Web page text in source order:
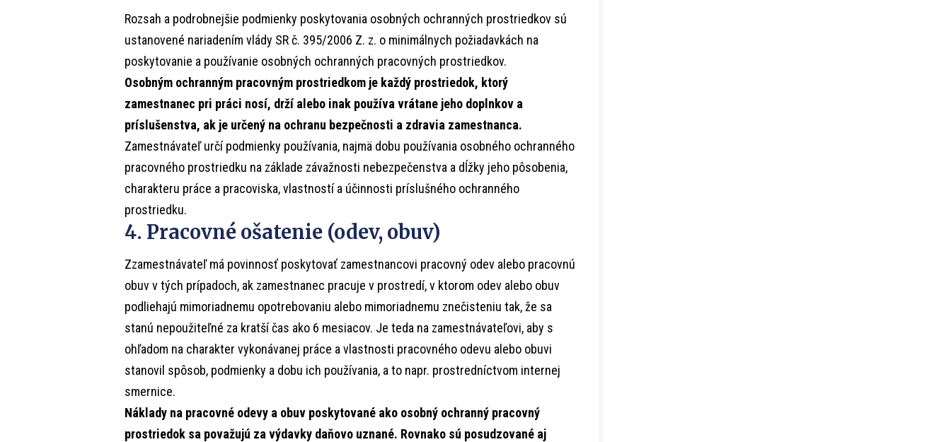
Rozsah a podrobnejšie podmienky poskytovania osobných ochranných prostriedkov sú
ustanovené nariadením vlády SR č. 395/2006 Z. z. o minimálnych požiadavkách na
poskytovanie a používanie osobných ochranných pracovných prostriedkov.
Osobným ochranným pracovným prostriedkom je každý prostriedok, ktorý
zamestnanec pri práci nosí, drží alebo inak používa vrátane jeho doplnkov a
príslušenstva, ak je určený na ochranu bezpečnosti a zdravia zamestnanca.
Zamestnávateľ určí podmienky používania, najmä dobu používania osobného ochranného
pracovného prostriedku na základe závažnosti nebezpečenstva a dĺžky jeho pôsobenia,
charakteru práce a pracoviska, vlastností a účinnosti príslušného ochranného
prostriedku.
4. Pracovné ošatenie (odev, obuv)
Zzamestnávateľ má povinnosť poskytovať zamestnancovi pracovný odev alebo pracovnú
obuv v tých prípadoch, ak zamestnanec pracuje v prostredí, v ktorom odev alebo obuv
podliehajú mimoriadnemu opotrebovaniu alebo mimoriadnemu znečisteniu tak, že sa
stanú nepoužiteľné za kratší čas ako 6 mesiacov. Je teda na zamestnávateľovi, aby s
ohľadom na charakter vykonávanej práce a vlastnosti pracovného odevu alebo obuvi
stanovil spôsob, podmienky a dobu ich používania, a to napr. prostredníctvom internej
smernice.
Náklady na pracovné odevy a obuv poskytované ako osobný ochranný pracovný
prostriedok sa považujú za výdavky daňovo uznané. Rovnako sú posudzované aj